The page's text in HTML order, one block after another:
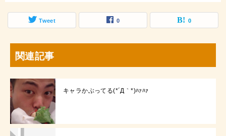
Tweet 0 0
関連記事
キャラかぶってる(*´Д｀*)ﾊｧﾊｧ